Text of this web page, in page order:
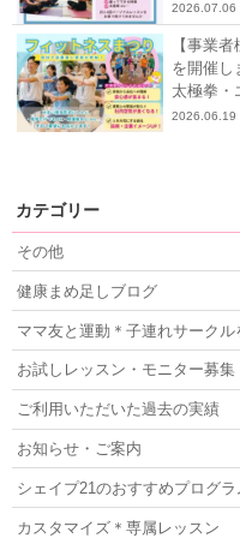
2026.07.06
【事業
を開催し
太極拳・
2026.06.19
カテゴリー
その他
健康まめ足しブログ
ママ友と運動＊子連れサークル
お試しレッスン・モニター募集
ご利用いただいた過去の実績
お知らせ・ご案内
シェイプ21のおすすめプログラ
カスタマイズ＊専属レッスン